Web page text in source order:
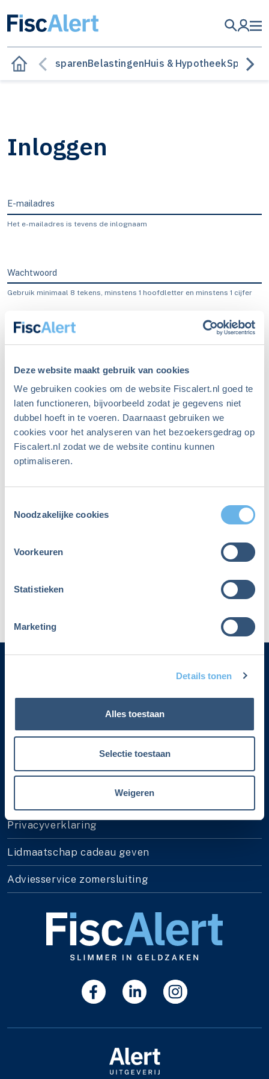
Deze website maakt gebruik van cookies
We gebruiken cookies om de website Fiscalert.nl goed te
laten functioneren, bijvoorbeeld zodat je gegevens niet
dubbel hoeft in te voeren. Daarnaast gebruiken we
cookies voor het analyseren van het bezoekersgedrag op
Fiscalert.nl zodat we de website continu kunnen
optimaliseren.
Noodzakelijke cookies
Voorkeuren
Statistieken
Marketing
Details tonen
Alles toestaan
Selectie toestaan
Weigeren
BesparenBelastingenHuis & HypotheekSparen
Inloggen
E-mailadres
Het e-mailadres is tevens de inlognaam
Wachtwoord
Gebruik minimaal 8 tekens, minstens 1 hoofdletter en minstens 1 cijfer
Blijf ingelogd
Inloggen
Ben je je wachtwoord
vergeten?
Niet meer ingelogd sinds
Voorwaarden lidmaatschap
Privacyverklaring
Lidmaatschap cadeau geven
Adviesservice zomersluiting